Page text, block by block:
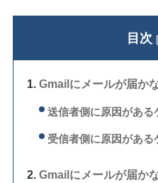
目次 [
Gmailにメールが届か
送信者側に原因がある
受信者側に原因がある
Gmailにメールが届か